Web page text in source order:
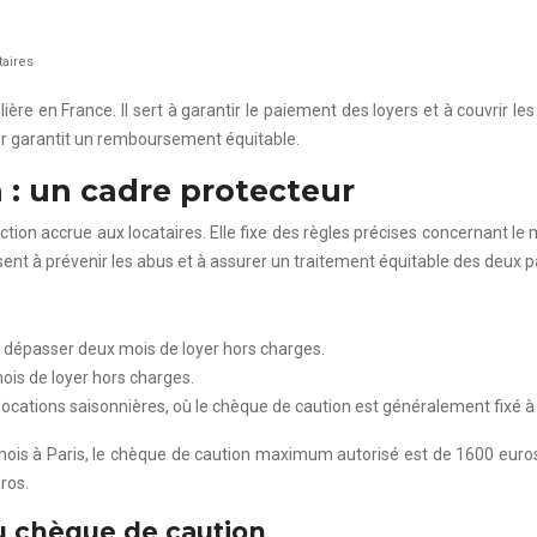
en France. Il sert à garantir le paiement des loyers et à couvrir
garantit un remboursement équitable.
: un cadre protecteur
accrue aux locataires. Elle fixe des règles précises concernant
à prévenir les abus et à assurer un traitement équitable des deux
deux mois de loyer hors charges.
de loyer hors charges.
saisonnières, où le chèque de caution est généralement fixé
à Paris, le chèque de caution maximum autorisé est de 1600